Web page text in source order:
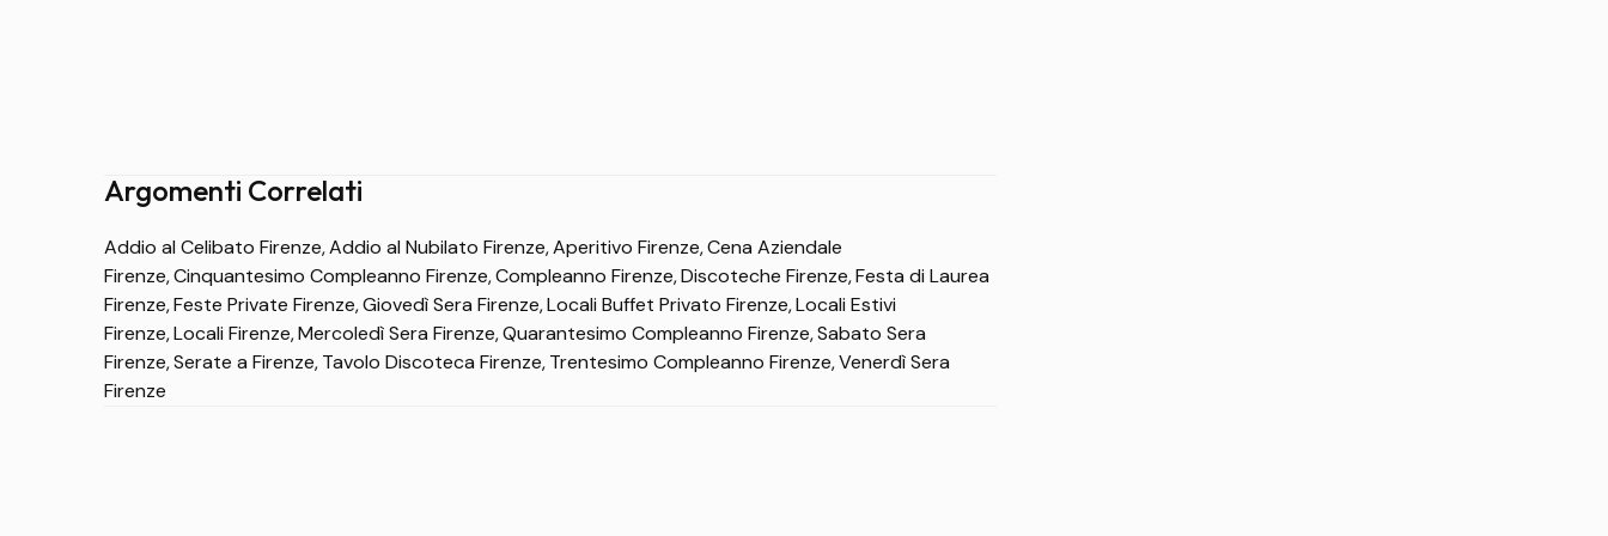
Compleanni
Addii al celibato
Addii al nubilato
Eventi aziendali
Gruppi di amici
I prezzi possono variare in base alla data, alla posizione del tavolo, al numero dei partecipanti e alle
condizioni previste dal locale.
Argomenti Correlati
Addio al Celibato Firenze Addio al Nubilato Firenze Aperitivo Firenze Cena Aziendale
Firenze Cinquantesimo Compleanno Firenze Compleanno Firenze Discoteche Firenze Festa di Laurea
Firenze Feste Private Firenze Giovedì Sera Firenze Locali Buffet Privato Firenze Locali Estivi
Firenze Locali Firenze Mercoledì Sera Firenze Quarantesimo Compleanno Firenze Sabato Sera
Firenze Serate a Firenze Tavolo Discoteca Firenze Trentesimo Compleanno Firenze Venerdì Sera
Firenze